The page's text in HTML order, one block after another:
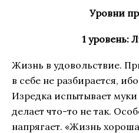
Уровни
1 уровень:
Жизнь в удовольствие.
в себе не разбирается,
Изредка испытывает муки
делает что-то не так.
напрягает. «Жизнь